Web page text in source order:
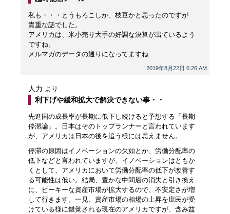
2019年8月22日 6:26 AM
私も・・・とうもろこしか、枝豆かと思ったのですが
貴重な話でした。
アメリカは、米小売り大手の好調な決算が出ているよう
ですね。
メルマガのデータの通りになってますね
人力 より
利下げや緩和拡大で解決できない事・・
先進国の成長率が長期に低下し続けると予想する「長期
停滞論」。日本はそのトップランナーと言われています
が、アメリカは日本の後を追う様には思えません。
停滞の原因はイノベーションの欠如とか、労働分配率の
低下などと言われていますが、イノベーションはともか
くとして、アメリカにおいて労働分配率の低下が改善す
る可能性は低い。結局、豊かな中間層の消失と引き換え
に、ピーキーな資産市場が拡大するので、不安定さが増
して行きます。一見、資産市場の相場の上昇を庶民が受
けている様に錯覚される現在のアメリカですが、含み益